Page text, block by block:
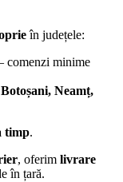
în județele:
comenzi minime
Neamț,
timp.
, oferim livrare
în țară.